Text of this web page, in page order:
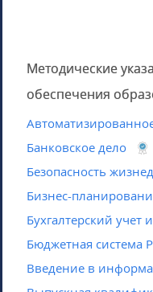
Методические
обеспечения
Банковское дело
Безопасность
Бизнес-
Бухгалтерский учет
Бюджетная система
Введение в